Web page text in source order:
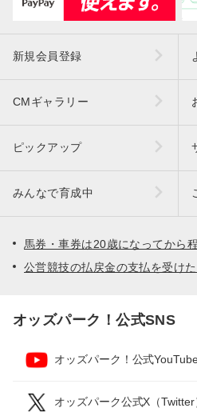
新規会員登録
CMギャラリー
ピックアップ
みんなで育成中
馬券・車券は20歳になってから
公営競技の払戻金の支払を受け
オッズパーク！公式SNS
オッズパーク！公式
オッズパーク公式X（